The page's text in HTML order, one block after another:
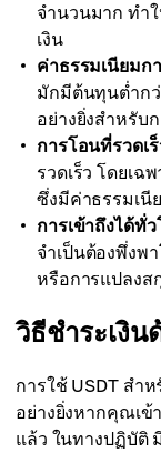
จำนวนมาก ทำ
เงิน
ค่าธรรมเนียมก
มักมีต้นทุนต่ำกว่
อย่างยิ่งสำหรับ
การโอนที่รวดเร็
รวดเร็ว โดยเฉ
ซึ่งมีค่าธรรมเนี
การเข้าถึงได้ทั่
จำเป็นต้องพึ่งพ
หรือการแปลงส
วิธีชำระเงิน
การใช้ USDT สำ
อย่างยิ่งหากคุณเข้
แล้ว ในทางปฏิบัติ